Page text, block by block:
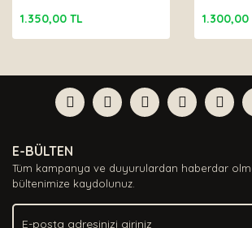
1.350,00 TL
1.300,00
E-BÜLTEN
Tüm kampanya ve duyurulardan haberdar
bültenimize kaydolunuz.